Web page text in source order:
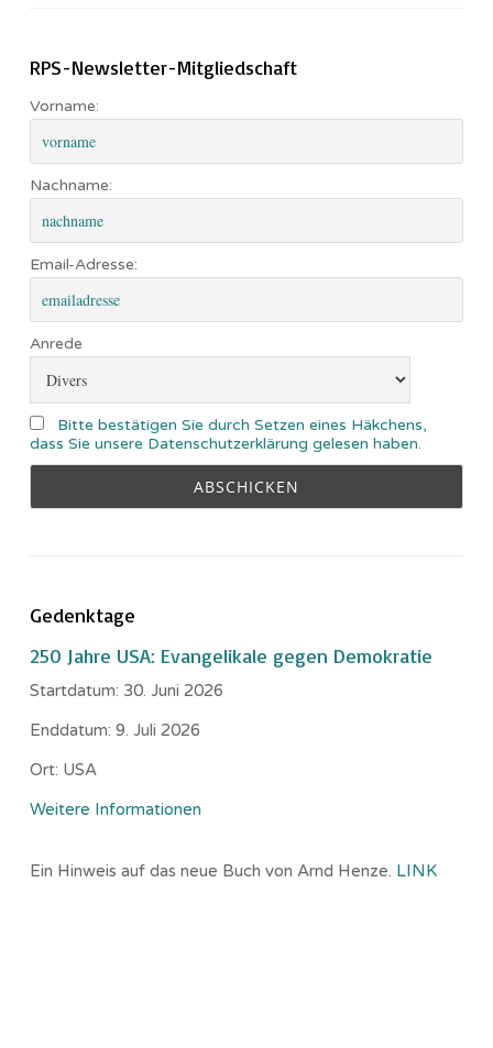
RPS-Newsletter-Mitgliedschaft
Vorname:
Nachname:
Email-Adresse:
Anrede
Bitte bestätigen Sie durch Setzen eines Häkchens,
dass Sie unsere Datenschutzerklärung gelesen haben.
Gedenktage
250 Jahre USA: Evangelikale gegen Demokratie
Startdatum: 30. Juni 2026
Enddatum: 9. Juli 2026
Ort: USA
Weitere Informationen
Ein Hinweis auf das neue Buch von Arnd Henze. LINK